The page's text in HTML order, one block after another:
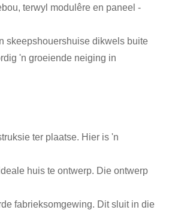
terwyl modulêre en paneel -
skeepshouershuise dikwels buite
'n groeiende neiging in
ter plaatse. Hier is 'n
huis te ontwerp. Die ontwerp
fabrieksomgewing. Dit sluit in die